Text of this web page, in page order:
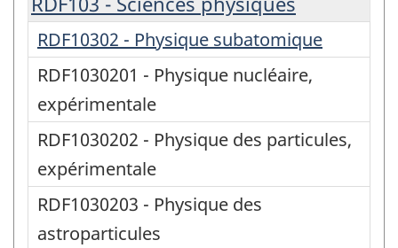
RDF10302 - Physique subatomique
RDF1030201 - Physique nucléaire,
expérimentale
RDF1030202 - Physique des particules,
expérimentale
RDF1030203 - Physique des
astroparticules